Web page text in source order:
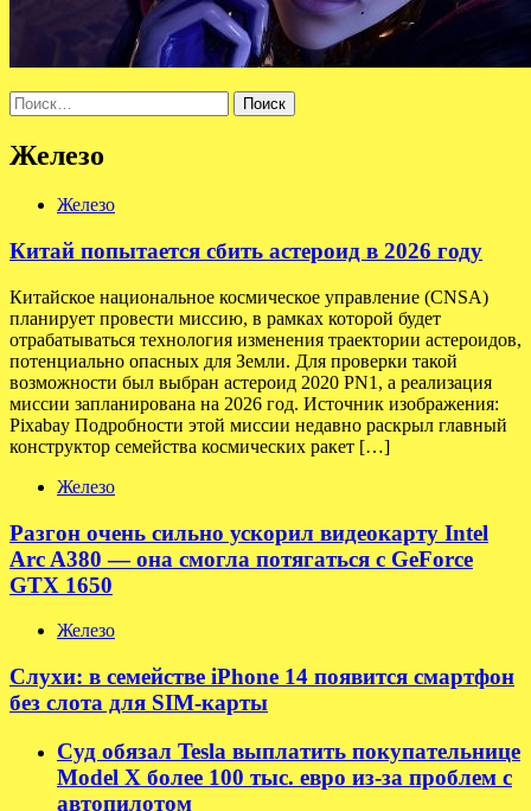
Найти:
Железо
Железо
Китай попытается сбить астероид в 2026 году
Китайское национальное космическое управление (CNSA)
планирует провести миссию, в рамках которой будет
отрабатываться технология изменения траектории астероидов,
потенциально опасных для Земли. Для проверки такой
возможности был выбран астероид 2020 PN1, а реализация
миссии запланирована на 2026 год. Источник изображения:
Pixabay Подробности этой миссии недавно раскрыл главный
конструктор семейства космических ракет […]
Железо
Разгон очень сильно ускорил видеокарту Intel
Arc A380 — она смогла потягаться с GeForce
GTX 1650
Железо
Слухи: в семействе iPhone 14 появится смартфон
без слота для SIM-карты
Суд обязал Tesla выплатить покупательнице
Model X более 100 тыс. евро из-за проблем с
автопилотом